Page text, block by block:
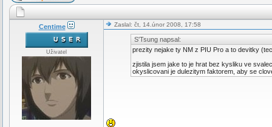
Centime
Uživatel
Zaslal: čt, 14.únor 2008, 17:58
S'Tsung napsal:
prezity nejake ty NM z PIU Pro a to devitky
zjistila jsem jake to je hrat bez kysliku ve
okyslicovani je dulezitym faktorem, aby se